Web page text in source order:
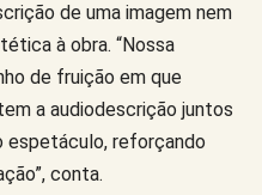
de uma imagem nem
à obra. “Nossa
de fruição em que
a audiodescrição juntos
espetáculo, reforçando
conta.